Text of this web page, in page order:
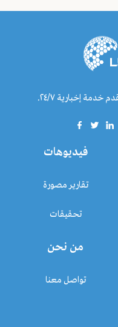
إخبارية ٢٤/٧.
فيديوهات
تقارير مصورة
تحقيقات
من نحن
تواصل معنا